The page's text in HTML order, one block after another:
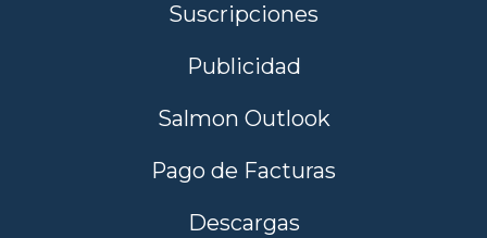
Suscripciones
Publicidad
Salmon Outlook
Pago de Facturas
Descargas